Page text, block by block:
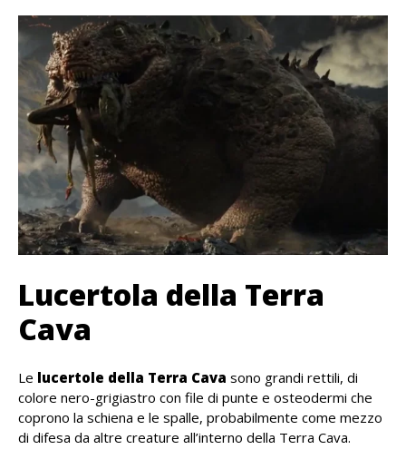
Lucertola della Terra
Cava
Le lucertole della Terra Cava sono grandi rettili, di
colore nero-grigiastro con file di punte e osteodermi che
coprono la schiena e le spalle, probabilmente come mezzo
di difesa da altre creature all’interno della Terra Cava.